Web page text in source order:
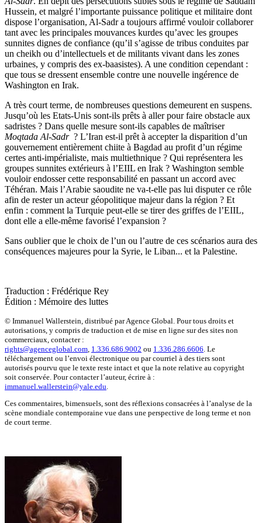
Hussein, et malgré l’importante puissance politique et militaire dont
dispose l’organisation, Al-Sadr a toujours affirmé vouloir collaborer
tant avec les principales mouvances kurdes qu’avec les groupes
sunnites dignes de confiance (qu’il s’agisse de tribus conduites par
un cheikh ou d’intellectuels et de militants vivant dans les zones
urbaines, y compris des ex-baasistes). A une condition cependant :
que tous se dressent ensemble contre une nouvelle ingérence de
Washington en Irak.
A très court terme, de nombreuses questions demeurent en suspens.
Jusqu’où les Etats-Unis sont-ils prêts à aller pour faire obstacle aux
sadristes ? Dans quelle mesure sont-ils capables de maîtriser
Moqtada Al-Sadr ? L’Iran est-il prêt à accepter la disparition d’un
gouvernement entièrement chiite à Bagdad au profit d’un régime
certes anti-impérialiste, mais multiethnique ? Qui représentera les
groupes sunnites extérieurs à l’EIIL en Irak ? Washington semble
vouloir endosser cette responsabilité en passant un accord avec
Téhéran. Mais l’Arabie saoudite ne va-t-elle pas lui disputer ce rôle
afin de rester un acteur géopolitique majeur dans la région ? Et
enfin : comment la Turquie peut-elle se tirer des griffes de l’EIIL,
dont elle a elle-même favorisé l’expansion ?
Sans oublier que le choix de l’un ou l’autre de ces scénarios aura des
conséquences majeures pour la Syrie, le Liban... et la Palestine.
Traduction : Frédérique Rey
Édition : Mémoire des luttes
© Immanuel Wallerstein, distribué par Agence Global. Pour tous droits et
autorisations, y compris de traduction et de mise en ligne sur des sites non
commerciaux, contacter :
rights@agenceglobal.com, 1.336.686.9002 ou 1.336.286.6606. Le
téléchargement ou l’envoi électronique ou par courriel à des tiers sont
autorisés pourvu que le texte reste intact et que la note relative au copyright
soit conservée. Pour contacter l’auteur, écrire à :
immanuel.wallerstein@yale.edu.
Ces commentaires, bimensuels, sont des réflexions consacrées à l’analyse de la
scène mondiale contemporaine vue dans une perspective de long terme et non
de court terme.